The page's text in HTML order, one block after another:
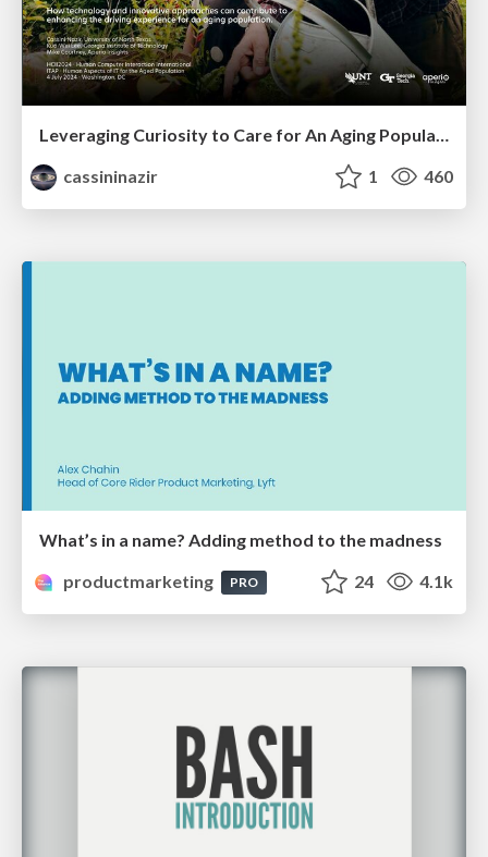
Leveraging Curiosity to Care for An Aging Population
cassininazir
1 460
What’s in a name? Adding method to the madness
productmarketing
PRO 24 4.1k